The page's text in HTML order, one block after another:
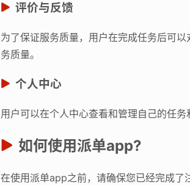
评价与反馈
为了保证服务质量，用户在完成任务后可
务质量。
个人中心
用户可以在个人中心查看和管理自己的任
如何使用派单app?
在使用派单app之前，请确保您已经完成了